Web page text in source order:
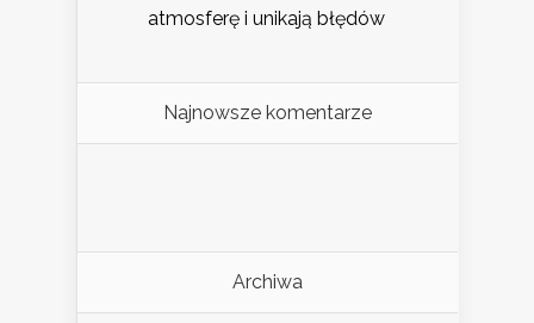
atmosferę i unikają błędów
Najnowsze komentarze
Archiwa